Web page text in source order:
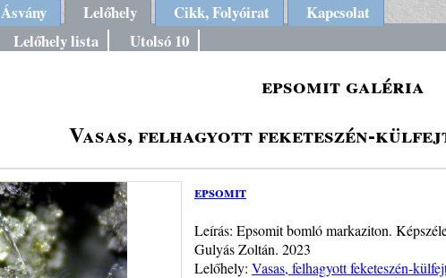
Ásvány Lelőhely Cikk, Folyóirat
Kapcsolat
Lelőhely lista Utolsó 10
epsomit galéria
Vasas, felhagyott feketeszén-
epsomit
Leírás: Epsomit bomló markaziton.
Gulyás Zoltán. 2023
Lelőhely: Vasas, felhagyott feketeszén-